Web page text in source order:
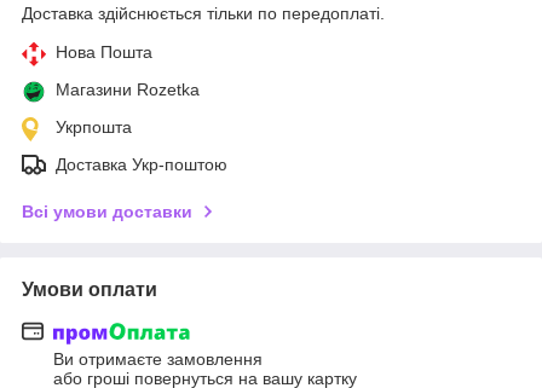
Доставка здійснюється тільки по передоплаті.
Нова Пошта
Магазини Rozetka
Укрпошта
Доставка Укр-поштою
Всі умови доставки
Умови оплати
Ви отримаєте замовлення
або гроші повернуться на вашу картку